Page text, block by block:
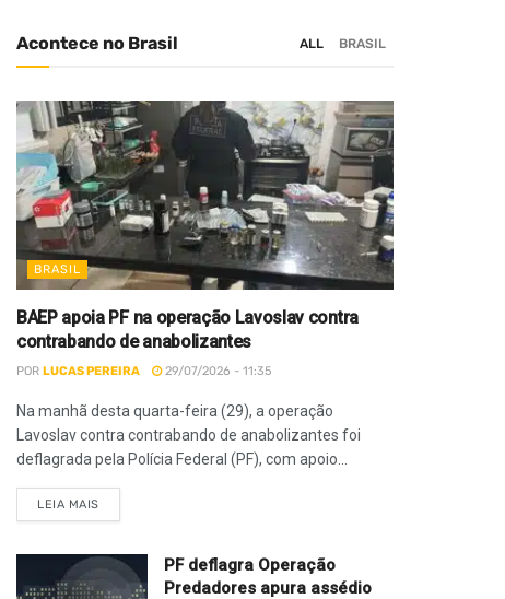
Acontece no Brasil ALL BRASIL
BRASIL
BAEP apoia PF na operação Lavoslav contra
contrabando de anabolizantes
POR LUCAS PEREIRA 29/07/2026 - 11:35
Na manhã desta quarta-feira (29), a operação
Lavoslav contra contrabando de anabolizantes foi
deflagrada pela Polícia Federal (PF), com apoio...
LEIA MAIS
PF deflagra Operação
Predadores apura assédio